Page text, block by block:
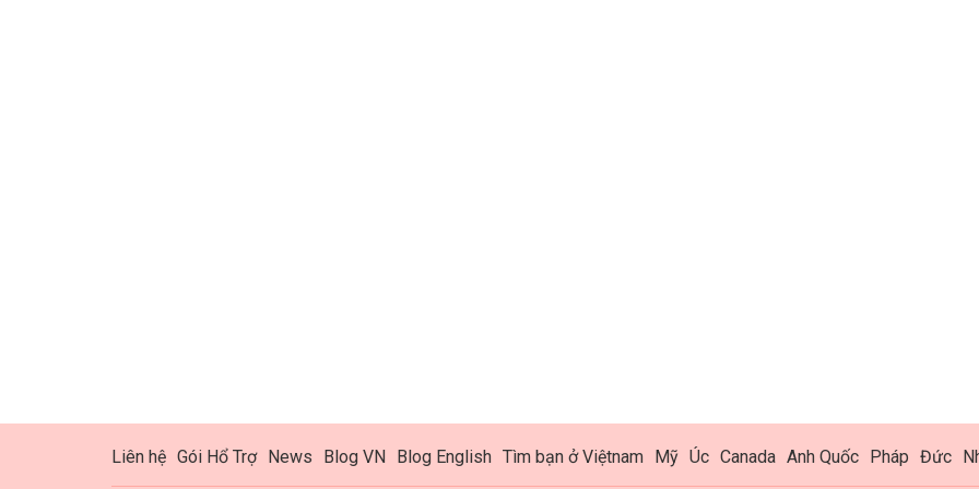
Liên hệ Gói Hổ Trợ News Blog VN Blog English Tìm bạn ở Việtnam Mỹ Úc Canada Anh Quốc Pháp Đức